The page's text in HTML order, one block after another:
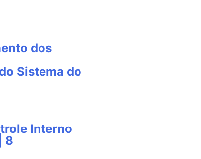
dos
Sistema do
Interno
8